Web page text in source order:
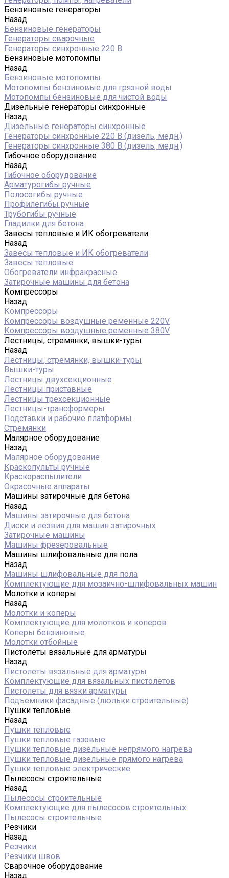
Бензиновые генераторы
Назад
Бензиновые генераторы
Генераторы сварочные
Генераторы синхронные 220 В
Бензиновые мотопомпы
Назад
Бензиновые мотопомпы
Мотопомпы бензиновые для грязной воды
Мотопомпы бензиновые для чистой воды
Дизельные генераторы синхронные
Назад
Дизельные генераторы синхронные
Генераторы синхронные 220 В (дизель, медн.)
Генераторы синхронные 380 В (дизель, медн.)
Гибочное оборудование
Назад
Гибочное оборудование
Арматурогибы ручные
Полосогибы ручные
Профилегибы ручные
Трубогибы ручные
Гладилки для бетона
Завесы тепловые и ИК обогреватели
Назад
Завесы тепловые и ИК обогреватели
Завесы тепловые
Обогреватели инфракрасные
Затирочные машины для бетона
Компрессоры
Назад
Компрессоры
Компрессоры воздушные ременные 220V
Компрессоры воздушные ременные 380V
Лестницы, стремянки, вышки-туры
Назад
Лестницы, стремянки, вышки-туры
Вышки-туры
Лестницы двухсекционные
Лестницы приставные
Лестницы трехсекционные
Лестницы-трансформеры
Подставки и рабочие платформы
Стремянки
Малярное оборудование
Назад
Малярное оборудование
Краскопульты ручные
Краскораспылители
Окрасочные аппараты
Машины затирочные для бетона
Назад
Машины затирочные для бетона
Диски и лезвия для машин затирочных
Затирочные машины
Машины фрезеровальные
Машины шлифовальные для пола
Назад
Машины шлифовальные для пола
Комплектующие для мозаично-шлифовальных машин
Молотки и коперы
Назад
Молотки и коперы
Комплектующие для молотков и коперов
Коперы бензиновые
Молотки отбойные
Пистолеты вязальные для арматуры
Назад
Пистолеты вязальные для арматуры
Комплектующие для вязальных пистолетов
Пистолеты для вязки арматуры
Подъемники фасадные (люльки строительные)
Пушки тепловые
Назад
Пушки тепловые
Пушки тепловые газовые
Пушки тепловые дизельные непрямого нагрева
Пушки тепловые дизельные прямого нагрева
Пушки тепловые электрические
Пылесосы строительные
Назад
Пылесосы строительные
Комплектующие для пылесосов строительных
Пылесосы строительные
Резчики
Назад
Резчики
Резчики швов
Сварочное оборудование
Назад